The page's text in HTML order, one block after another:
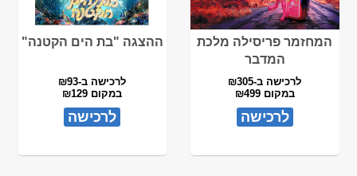
המחזמר פריסילה מלכת
המדבר
לרכישה ב-₪305
במקום ₪499
לרכישה
ההצגה "בת הים הקטנה"
לרכישה ב-₪93
במקום ₪129
לרכישה